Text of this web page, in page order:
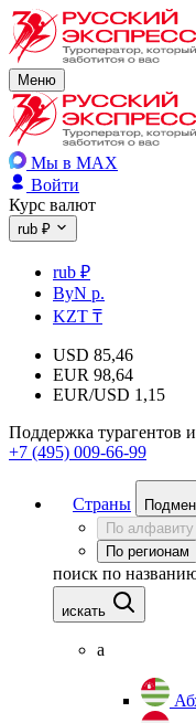
Меню
Мы в MAX
Войти
Курс валют
rub ₽
rub ₽
ByN р.
KZT ₸
USD 85,46
EUR 98,64
EUR/USD 1,15
Поддержка турагентов
+7 (495) 009-66-99
Страны
По алфавиту
По регионам
поиск по
искать
а